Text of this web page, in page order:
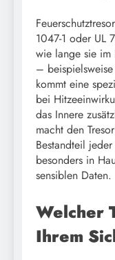
1047-1 oder UL
wie lange sie im
–
kommt eine
bei
das Innere
macht den
Bestandteil
besonders in
sensiblen Daten.
Welcher
Ihrem